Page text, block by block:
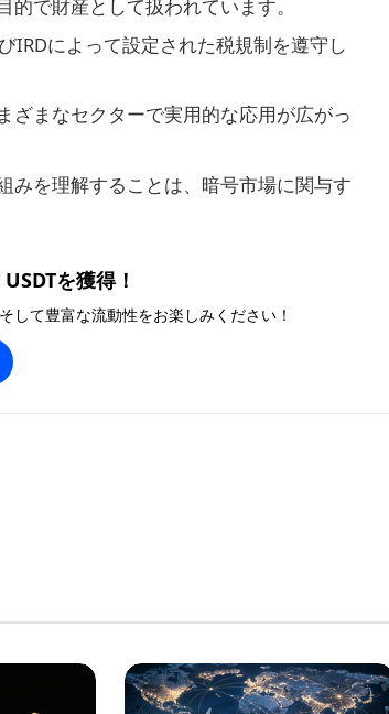
で財産として扱われています。
IRDによって設定された税規制を遵守し
ざまなセクターで実用的な応用が広がっ
みを理解することは、暗号市場に関与す
を獲得！
して豊富な流動性をお楽しみください！